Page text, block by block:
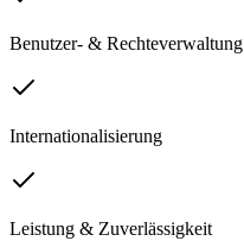
Benutzer- & Rechteverwaltung
Internationalisierung
Leistung & Zuverlässigkeit